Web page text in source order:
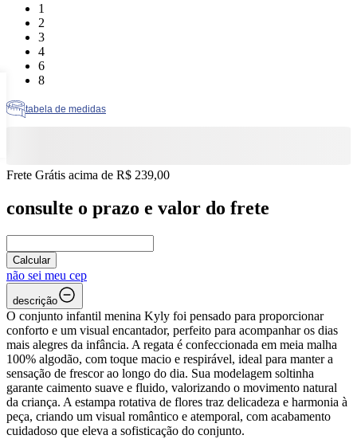
Tamanho: 1
1
Tamanho: 2
2
Tamanho: 3
3
Tamanho: 4
4
Tamanho: 6
6
Tamanho: 8
8
tabela de medidas
Frete Grátis acima de R$ 239,00
consulte o prazo e valor do frete
Calcular
não sei meu cep
descrição
O conjunto infantil menina Kyly foi pensado para proporcionar
conforto e um visual encantador, perfeito para acompanhar os dias
mais alegres da infância. A regata é confeccionada em meia malha
100% algodão, com toque macio e respirável, ideal para manter a
sensação de frescor ao longo do dia. Sua modelagem soltinha
garante caimento suave e fluido, valorizando o movimento natural
da criança. A estampa rotativa de flores traz delicadeza e harmonia à
peça, criando um visual romântico e atemporal, com acabamento
cuidadoso que eleva a sofisticação do conjunto.